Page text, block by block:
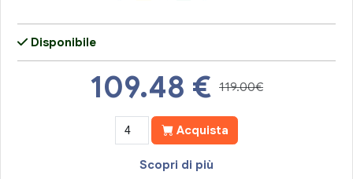
Disponibile
109.48 € 119.00€
Acquista
Scopri di più